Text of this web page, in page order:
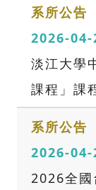
系所公告
2026-04-
淡江大學
課程」課
系所公告
2026-04-
2026全